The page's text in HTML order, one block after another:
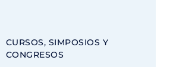
CURSOS, SIMPOSIOS Y
CONGRESOS